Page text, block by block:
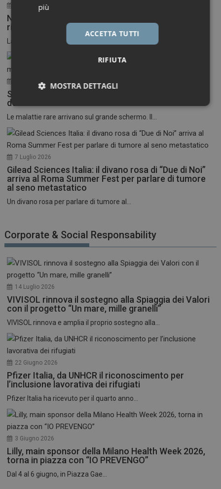
30 Luglio 2026
Neuroinfiammazione, fino a 50 mila euro per
ricercatori under 40
La Fondazione Francesco della Valle ETS apre le...
17 Luglio 2026
Stati Uniti: nasce il primo festival del cinema
dedicato alle malattie rare
Le malattie rare arrivano sul grande schermo. Il...
7 Luglio 2026
Gilead Sciences Italia: il divano rosa di “Due di Noi”
arriva al Roma Summer Fest per parlare di tumore
al seno metastatico
Un divano rosa per parlare di tumore al...
Corporate & Social Responsability
14 Luglio 2026
VIVISOL rinnova il sostegno alla Spiaggia dei Valori
con il progetto “Un mare, mille granelli”
VIVISOL rinnova e amplia il proprio sostegno alla...
22 Giugno 2026
Pfizer Italia, da UNHCR il riconoscimento per
l’inclusione lavorativa dei rifugiati
Pfizer Italia ha ricevuto per il quarto anno...
3 Giugno 2026
Lilly, main sponsor della Milano Health Week 2026,
torna in piazza con “IO PREVENGO”
Dal 4 al 6 giugno, in Piazza Gae...
più
ACCETTA TUTTI
RIFIUTA
MOSTRA DETTAGLI
Necessari Marketing
Necessari Marketing
sito web abilitandone funzionalità di base quali la
NOME
FORNITORE / DOMINIO
.dailyhealthindustry.it
mese